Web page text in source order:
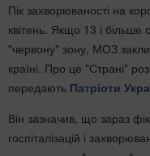
Пік захворюваності на
квітень. Якщо 13 і більше
"червону" зону, МОЗ
країні. Про це "Страні"
передають Патріоти
Він зазначив, що зараз
госпіталізацій і